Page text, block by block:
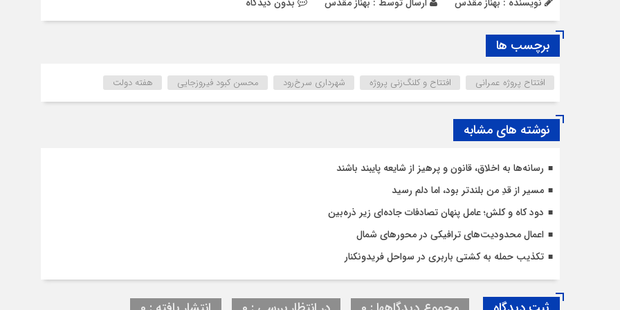
برچسب ها
افتتاح پروژه عمرانی افتتاح و کلنگ‌زنی پروژه شهرداری سرخ‌رود محسن کبود فیروزجایی هفته دولت
نوشته های مشابه
رسانه‌ها به اخلاق، قانون و پرهیز از شایعه پایبند باشند
مسیر از قدِ من بلندتر بود، اما دلم رسید
دود کاه و کلش؛ عامل پنهان تصادفات جاده‌ای زیر ذره‌بین
اعمال محدودیت‌‌های ترافیکی در محورهای شمال
تکذیب حمله به کشتی باربری در سواحل فریدونکنار